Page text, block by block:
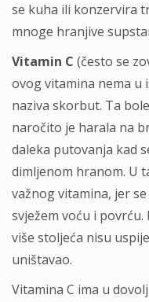
se kuha ili konzervira
mnoge hranjive
Vitamin C (često se
ovog vitamina nema u
naziva skorbut. Ta
naročito je harala na
daleka putovanja kad
dimljenom hranom. U
važnog vitamina, jer
svježem voću i
više stoljeća nisu
uništavao.
Vitamina C ima u